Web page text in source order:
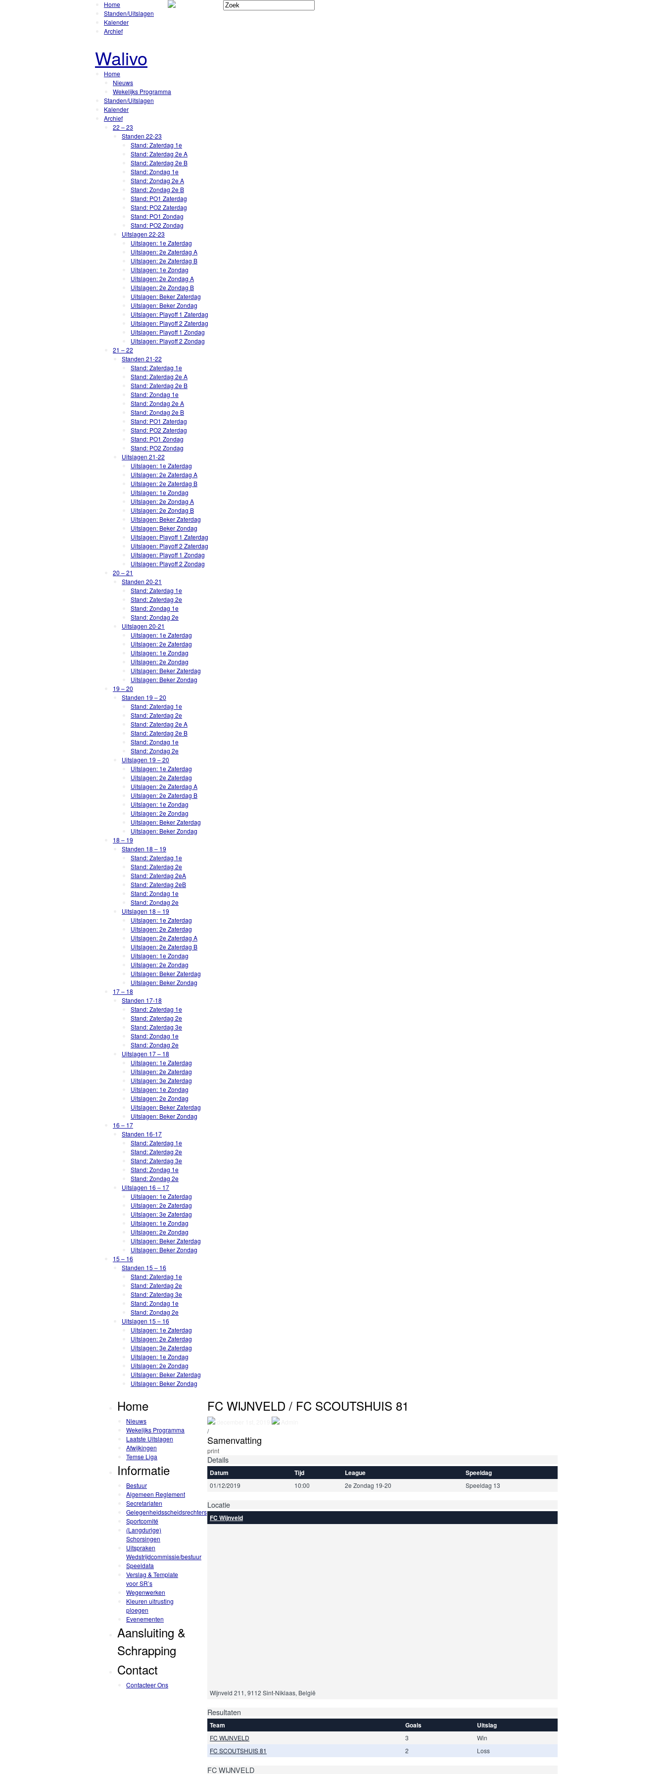
Home
Standen/Uitslagen
Kalender
Archief
Walivo
Home
Nieuws
Wekelijks Programma
Standen/Uitslagen
Kalender
Archief
22 – 23
Standen 22-23
Stand: Zaterdag 1e
Stand: Zaterdag 2e A
Stand: Zaterdag 2e B
Stand: Zondag 1e
Stand: Zondag 2e A
Stand: Zondag 2e B
Stand: PO1 Zaterdag
Stand: PO2 Zaterdag
Stand: PO1 Zondag
Stand: PO2 Zondag
Uitslagen 22-23
Uitslagen: 1e Zaterdag
Uitslagen: 2e Zaterdag A
Uitslagen: 2e Zaterdag B
Uitslagen: 1e Zondag
Uitslagen: 2e Zondag A
Uitslagen: 2e Zondag B
Uitslagen: Beker Zaterdag
Uitslagen: Beker Zondag
Uitslagen: Playoff 1 Zaterdag
Uitslagen: Playoff 2 Zaterdag
Uitslagen: Playoff 1 Zondag
Uitslagen: Playoff 2 Zondag
21 – 22
Standen 21-22
Stand: Zaterdag 1e
Stand: Zaterdag 2e A
Stand: Zaterdag 2e B
Stand: Zondag 1e
Stand: Zondag 2e A
Stand: Zondag 2e B
Stand: PO1 Zaterdag
Stand: PO2 Zaterdag
Stand: PO1 Zondag
Stand: PO2 Zondag
Uitslagen 21-22
Uitslagen: 1e Zaterdag
Uitslagen: 2e Zaterdag A
Uitslagen: 2e Zaterdag B
Uitslagen: 1e Zondag
Uitslagen: 2e Zondag A
Uitslagen: 2e Zondag B
Uitslagen: Beker Zaterdag
Uitslagen: Beker Zondag
Uitslagen: Playoff 1 Zaterdag
Uitslagen: Playoff 2 Zaterdag
Uitslagen: Playoff 1 Zondag
Uitslagen: Playoff 2 Zondag
20 – 21
Standen 20-21
Stand: Zaterdag 1e
Stand: Zaterdag 2e
Stand: Zondag 1e
Stand: Zondag 2e
Uitslagen 20-21
Uitslagen: 1e Zaterdag
Uitslagen: 2e Zaterdag
Uitslagen: 1e Zondag
Uitslagen: 2e Zondag
Uitslagen: Beker Zaterdag
Uitslagen: Beker Zondag
19 – 20
Standen 19 – 20
Stand: Zaterdag 1e
Stand: Zaterdag 2e
Stand: Zaterdag 2e A
Stand: Zaterdag 2e B
Stand: Zondag 1e
Stand: Zondag 2e
Uitslagen 19 – 20
Uitslagen: 1e Zaterdag
Uitslagen: 2e Zaterdag
Uitslagen: 2e Zaterdag A
Uitslagen: 2e Zaterdag B
Uitslagen: 1e Zondag
Uitslagen: 2e Zondag
Uitslagen: Beker Zaterdag
Uitslagen: Beker Zondag
18 – 19
Standen 18 – 19
Stand: Zaterdag 1e
Stand: Zaterdag 2e
Stand: Zaterdag 2eA
Stand: Zaterdag 2eB
Stand: Zondag 1e
Stand: Zondag 2e
Uitslagen 18 – 19
Uitslagen: 1e Zaterdag
Uitslagen: 2e Zaterdag
Uitslagen: 2e Zaterdag A
Uitslagen: 2e Zaterdag B
Uitslagen: 1e Zondag
Uitslagen: 2e Zondag
Uitslagen: Beker Zaterdag
Uitslagen: Beker Zondag
17 – 18
Standen 17-18
Stand: Zaterdag 1e
Stand: Zaterdag 2e
Stand: Zaterdag 3e
Stand: Zondag 1e
Stand: Zondag 2e
Uitslagen 17 – 18
Uitslagen: 1e Zaterdag
Uitslagen: 2e Zaterdag
Uitslagen: 3e Zaterdag
Uitslagen: 1e Zondag
Uitslagen: 2e Zondag
Uitslagen: Beker Zaterdag
Uitslagen: Beker Zondag
16 – 17
Standen 16-17
Stand: Zaterdag 1e
Stand: Zaterdag 2e
Stand: Zaterdag 3e
Stand: Zondag 1e
Stand: Zondag 2e
Uitslagen 16 – 17
Uitslagen: 1e Zaterdag
Uitslagen: 2e Zaterdag
Uitslagen: 3e Zaterdag
Uitslagen: 1e Zondag
Uitslagen: 2e Zondag
Uitslagen: Beker Zaterdag
Uitslagen: Beker Zondag
15 – 16
Standen 15 – 16
Stand: Zaterdag 1e
Stand: Zaterdag 2e
Stand: Zaterdag 3e
Stand: Zondag 1e
Stand: Zondag 2e
Uitslagen 15 – 16
Uitslagen: 1e Zaterdag
Uitslagen: 2e Zaterdag
Uitslagen: 3e Zaterdag
Uitslagen: 1e Zondag
Uitslagen: 2e Zondag
Uitslagen: Beker Zaterdag
Uitslagen: Beker Zondag
Home
Nieuws
Wekelijks Programma
Laatste Uitslagen
Afwijkingen
Temse Liga
Informatie
Bestuur
Algemeen Reglement
Secretariaten
Gelegenheidsscheidsrechters
Sportcomité
(Langdurige)
Schorsingen
Uitspraken
Wedstrijdcommissie/bestuur
Speeldata
Verslag & Template
voor SR’s
Wegenwerken
Kleuren uitrusting
ploegen
Evenementen
Aansluiting &
Schrapping
Contact
Contacteer Ons
FC WIJNVELD / FC SCOUTSHUIS 81
/
Samenvatting
print
Details
Datum Tijd League Speeldag
01/12/2019 10:00 2e Zondag 19-20 Speeldag 13
Locatie
FC Wijnveld
Wijnveld 211, 9112 Sint-Niklaas, België
Resultaten
Team Goals Uitslag
FC WIJNVELD 3
Win
FC SCOUTSHUIS 81
2 Loss
FC WIJNVELD